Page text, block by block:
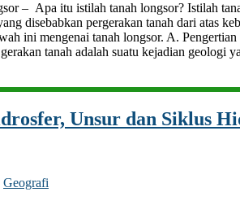
– Apa itu istilah tanah longsor? Istilah
disebabkan pergerakan tanah dari atas
ini mengenai tanah longsor. A.
tanah adalah suatu kejadian geologi
Unsur dan Siklus
Geografi